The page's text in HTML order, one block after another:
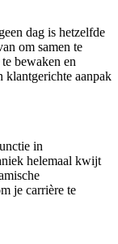
dag is hetzelfde
om samen te
bewaken en
klantgerichte aanpak
in
helemaal kwijt
je carrière te